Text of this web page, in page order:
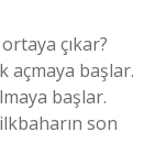
çıkar?
açmaya başlar.
başlar.
son